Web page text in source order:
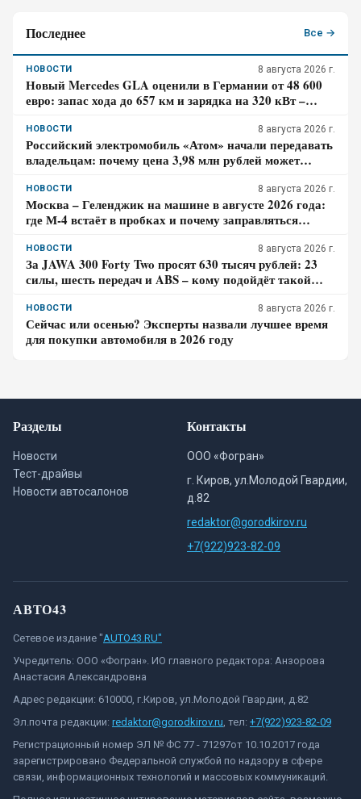
Последнее Все →
НОВОСТИ 8 августа 2026 г.
Новый Mercedes GLA оценили в Германии от 48 600
евро: запас хода до 657 км и зарядка на 320 кВт –
НОВОСТИ 8 августа 2026 г.
Российский электромобиль «Атом» начали передавать
владельцам: почему цена 3,98 млн рублей может
НОВОСТИ 8 августа 2026 г.
Москва – Геленджик на машине в августе 2026 года:
где М-4 встаёт в пробках и почему заправляться
НОВОСТИ 8 августа 2026 г.
За JAWA 300 Forty Two просят 630 тысяч рублей: 23
силы, шесть передач и ABS – кому подойдёт такой
НОВОСТИ 8 августа 2026 г.
Сейчас или осенью? Эксперты назвали лучшее время
для покупки автомобиля в 2026 году
Разделы
Новости
Тест-драйвы
Новости автосалонов
Контакты
ООО «Фогран»
г. Киров, ул.Молодой Гвардии,
д.82
redaktor@gorodkirov.ru
+7(922)923-82-09
АВТО43
Сетевое издание "AUTO43.RU"
Учредитель: ООО «Фогран». ИО главного редактора: Анзорова
Анастасия Александровна
Адрес редакции: 610000, г.Киров, ул.Молодой Гвардии, д.82
Эл.почта редакции: redaktor@gorodkirov.ru, тел: +7(922)923-82-09
Регистрационный номер ЭЛ № ФС 77 - 71297от 10.10.2017 года
зарегистрировано Федеральной службой по надзору в сфере
связи, информационных технологий и массовых коммуникаций.